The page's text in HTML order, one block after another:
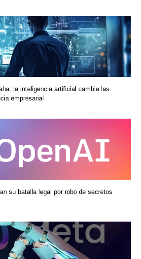
la inteligencia artificial cambia las
empresarial
su batalla legal por robo de secretos